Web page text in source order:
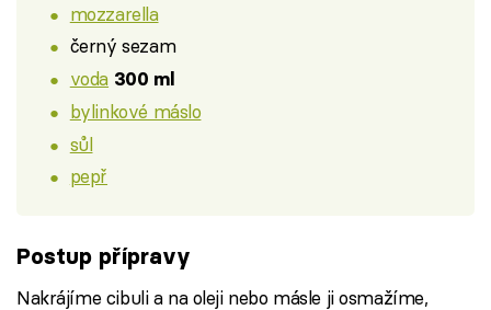
mozzarella
černý sezam
voda 300 ml
bylinkové máslo
sůl
pepř
Postup přípravy
Nakrájíme cibuli a na oleji nebo másle ji osmažíme,